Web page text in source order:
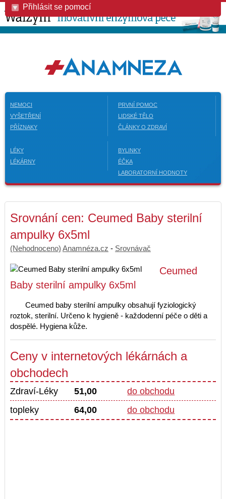
Přihlásit se pomocí
NEMOCI
VYŠETŘENÍ
PŘÍZNAKY
PRVNÍ POMOC
LIDSKÉ TĚLO
ČLÁNKY O ZDRAVÍ
LÉKY
LÉKÁRNY
BYLINKY
ÉČKA
LABORATORNÍ HODNOTY
Srovnání cen: Ceumed Baby sterilní
ampulky 6x5ml
(Nehodnoceno) Anamnéza.cz - Srovnávač
Ceumed
Baby sterilní ampulky 6x5ml
Ceumed baby sterilní ampulky obsahují fyziologický
roztok, sterilní. Určeno k hygieně - každodenní péče o děti a
dospělé. Hygiena kůže.
Ceny v internetových lékárnách a
obchodech
Zdraví-Léky 51,00
do obchodu
topleky
64,00 do obchodu